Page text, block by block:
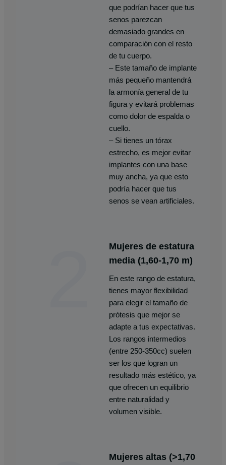
que podrían hacer que tus
senos parezcan
demasiado grandes en
comparación con el resto
de tu cuerpo.
– Este tamaño de implante
más pequeño mantendrá
la armonía general de tu
figura y evitará problemas
como dolor de espalda o
cuello.
– Si tienes un tórax
estrecho, es mejor evitar
implantes con una base
muy ancha, ya que esto
podría hacer que tus
senos se vean artificiales.
Mujeres de estatura
media (1,60-1,70 m)
En este rango de estatura,
tienes mayor flexibilidad
para elegir el tamaño de
prótesis que mejor se
adapte a tus expectativas.
Los rangos intermedios
(entre 250-350cc) suelen
ser los que logran un
resultado más estético, ya
que ofrecen un equilibrio
entre naturalidad y
volumen visible.
Mujeres altas (>1,70